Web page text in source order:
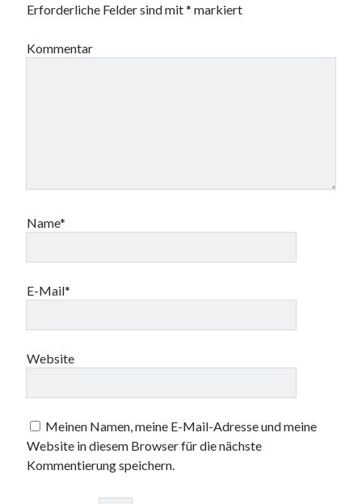
Erforderliche Felder sind mit* markiert
Kommentar
Name*
E-Mail*
Website
Meinen Namen, meine E-Mail-Adresse und meine
Website in diesem Browser für die nächste
Kommentierung speichern.